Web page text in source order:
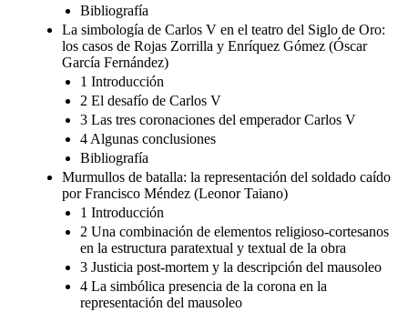
Bibliografía
La simbología de Carlos V en el teatro del Siglo de Oro:
los casos de Rojas Zorrilla y Enríquez Gómez (Óscar
García Fernández)
1 Introducción
2 El desafío de Carlos V
3 Las tres coronaciones del emperador Carlos V
4 Algunas conclusiones
Bibliografía
Murmullos de batalla: la representación del soldado caído
por Francisco Méndez (Leonor Taiano)
1 Introducción
2 Una combinación de elementos religioso-cortesanos
en la estructura paratextual y textual de la obra
3 Justicia post-mortem y la descripción del mausoleo
4 La simbólica presencia de la corona en la
representación del mausoleo